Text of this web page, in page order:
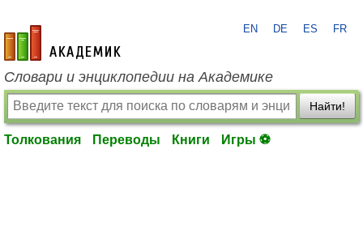
academic.ru
EN DE ES FR
Словари и энциклопедии на Академике
Найти!
Толкования Переводы Книги Игры ⚽